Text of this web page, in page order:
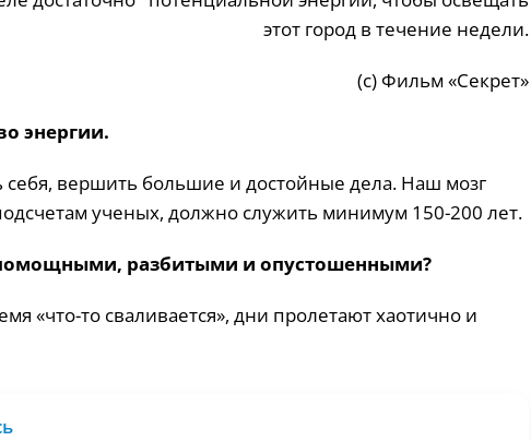
этот город в течение недели.
(с) Фильм «Секрет»
энергии.
вершить большие и достойные дела. Наш мозг
ученых, должно служить минимум 150-200 лет.
разбитыми и опустошенными?
«что-то сваливается», дни пролетают хаотично и